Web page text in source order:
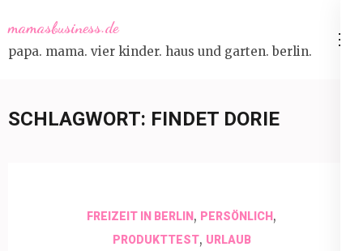
to
content
mamasbusiness.de
papa. mama. vier kinder. haus und garten. berlin.
SCHLAGWORT: FINDET DORIE
FREIZEIT IN BERLIN , PERSÖNLICH ,
PRODUKTTEST, URLAUB